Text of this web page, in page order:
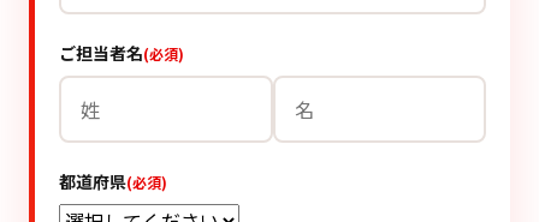
ご担当者名(必須)
都道府県(必須)